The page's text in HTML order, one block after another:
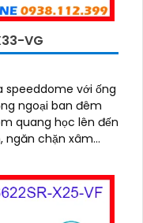
VG
speeddome với ống
ngoại ban đêm
quang học lên đến
ngăn chặn xâm